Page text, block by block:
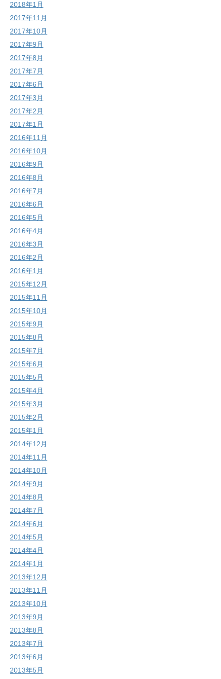
2018年1月
2017年11月
2017年10月
2017年9月
2017年8月
2017年7月
2017年6月
2017年3月
2017年2月
2017年1月
2016年11月
2016年10月
2016年9月
2016年8月
2016年7月
2016年6月
2016年5月
2016年4月
2016年3月
2016年2月
2016年1月
2015年12月
2015年11月
2015年10月
2015年9月
2015年8月
2015年7月
2015年6月
2015年5月
2015年4月
2015年3月
2015年2月
2015年1月
2014年12月
2014年11月
2014年10月
2014年9月
2014年8月
2014年7月
2014年6月
2014年5月
2014年4月
2014年1月
2013年12月
2013年11月
2013年10月
2013年9月
2013年8月
2013年7月
2013年6月
2013年5月